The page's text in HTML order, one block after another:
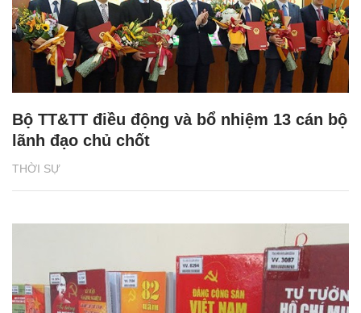
THỜI SỰ
Bộ TT&TT điều động và bổ nhiệm 13 cán bộ
lãnh đạo chủ chốt